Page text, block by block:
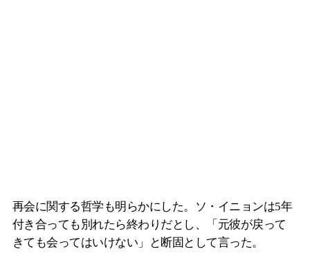
再会に関する哲学も明らかにした。ソ・イニョンは5年
付き合っても別れたら終わりだとし、「元彼が戻って
きても会ってはいけない」と断固として言った。